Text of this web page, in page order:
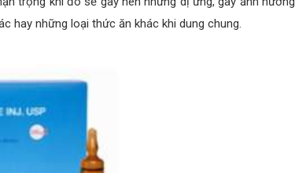
hay những loại thức ăn khác khi dung chung.